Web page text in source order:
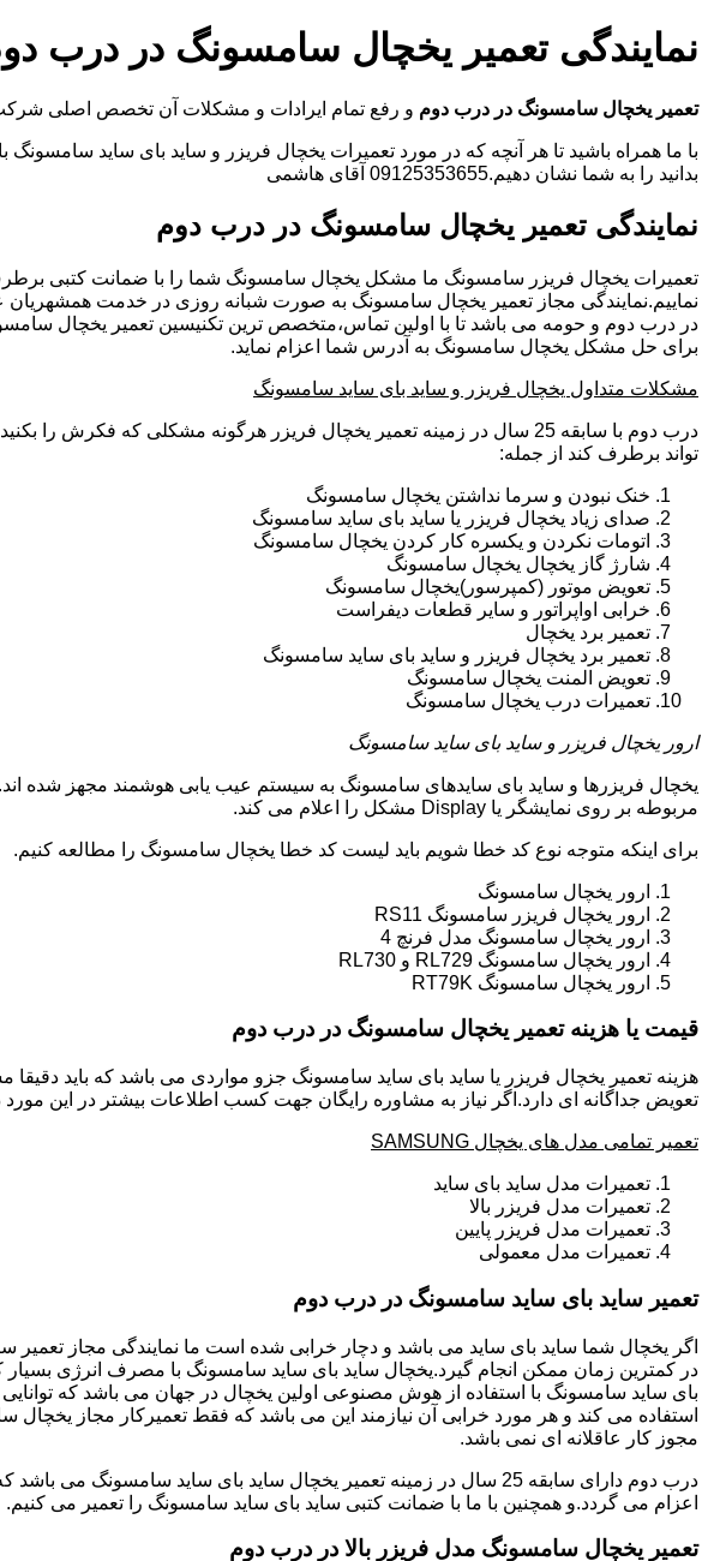
نمایندگی تعمیر یخچال سامسونگ در درب
تعمیر یخچال سامسونگ در درب دوم و رفع تمام ایرادات و مشکلات آن تخصص اصلی
با ما همراه باشید تا هر آنچه که در مورد تعمیرات یخچال فریزر و ساید بای ساید سامسونگ
بدانید را به شما نشان دهیم.09125353655 آقای هاشمی
نمایندگی تعمیر یخچال سامسونگ در درب دوم
تعمیرات یخچال فریزر سامسونگ ما مشکل یخچال سامسونگ شما را با ضمانت کتبی
نماییم.نمایندگی مجاز تعمیر یخچال سامسونگ به صورت شبانه روزی در خدمت همشهریان
در درب دوم و حومه می باشد تا با اولین تماس،متخصص ترین تکنیسین تعمیر یخچال
برای حل مشکل یخچال سامسونگ به آدرس شما اعزام نماید.
مشکلات متداول یخچال فریزر و ساید بای ساید سامسونگ
درب دوم با سابقه 25 سال در زمینه تعمیر یخچال فریزر هرگونه مشکلی که فکرش را
تواند برطرف کند از جمله:
خنک نبودن و سرما نداشتن یخچال سامسونگ
صدای زیاد یخچال فریزر یا ساید بای ساید سامسونگ
اتومات نکردن و یکسره کار کردن یخچال سامسونگ
شارژ گاز یخچال یخچال سامسونگ
تعویض موتور (کمپرسور)یخچال سامسونگ
خرابی اواپراتور و سایر قطعات دیفراست
تعمیر برد یخچال
تعمیر برد یخچال فریزر و ساید بای ساید سامسونگ
تعویض المنت یخچال سامسونگ
تعمیرات درب یخچال سامسونگ
ارور یخچال فریزر و ساید بای ساید سامسونگ
یخچال فریزرها و ساید بای سایدهای سامسونگ به سیستم عیب یابی هوشمند مجهز شده
مربوطه بر روی نمایشگر یا Display مشکل را اعلام می کند.
برای اینکه متوجه نوع کد خطا شویم باید لیست کد خطا یخچال سامسونگ را مطالعه کنیم.
ارور یخچال سامسونگ
ارور یخچال فریزر سامسونگ RS11
ارور یخچال سامسونگ مدل فرنچ 4
ارور یخچال سامسونگ RL729 و RL730
ارور یخچال سامسونگ RT79K
قیمت یا هزینه تعمیر یخچال سامسونگ در درب دوم
هزینه تعمیر یخچال فریزر یا ساید بای ساید سامسونگ جزو مواردی می باشد که باید
تعویض جداگانه ای دارد.اگر نیاز به مشاوره رایگان جهت کسب اطلاعات بیشتر در این
تعمیر تمامی مدل های یخچال SAMSUNG
تعمیرات مدل ساید بای ساید
تعمیرات مدل فریزر بالا
تعمیرات مدل فریزر پایین
تعمیرات مدل معمولی
تعمیر ساید بای ساید سامسونگ در درب دوم
بای ساید سامسونگ با استفاده از هوش مصنوعی اولین یخچال در جهان می باشد که
استفاده می کند و هر مورد خرابی آن نیازمند این می باشد که فقط تعمیرکار مجاز یخچال
مجوز کار عاقلانه ای نمی باشد.
اعزام می گردد.و همچنین با ما با ضمانت کتبی ساید بای ساید سامسونگ را تعمیر می کنیم.
تعمیر یخچال سامسونگ مدل فریزر بالا در درب دوم